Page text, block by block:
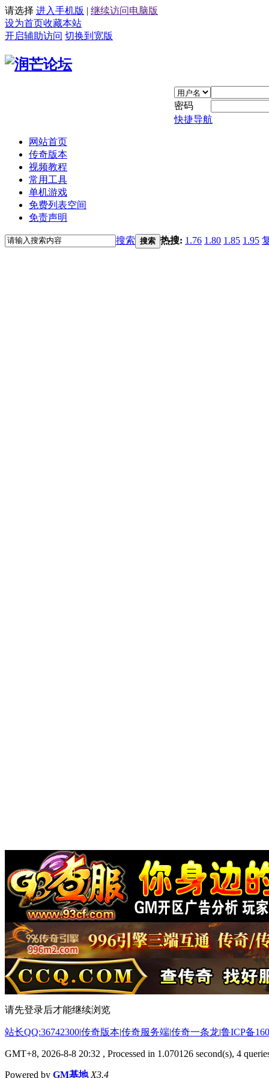
请选择 进入手机版 | 继续访问电脑版
设为首页收藏本站
开启辅助访问 切换到宽版
密码
快捷导航
网站首页
传奇版本
视频教程
常用工具
单机游戏
免费列表空间
免责声明
搜索 搜索 热搜: 1.76 1.80 1.85 1.95
请先登录后才能继续浏览
站长QQ:36742300|传奇版本|传奇服务端|传奇一条龙|鲁ICP备
GMT+8, 2026-8-8 20:32 , Processed in 1.070126 second(s), 4
Powered by GM基地 X3.4